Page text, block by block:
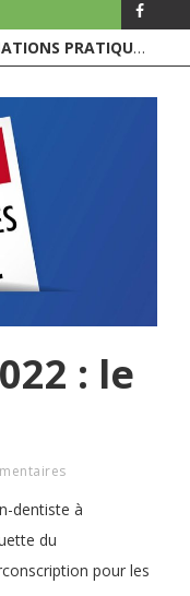
POUR LE 1ER TOURS DES ÉLECTIONS MUNICIPALES
: le
dentiste à
du
pour les